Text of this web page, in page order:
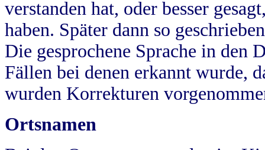
verstanden hat, oder besser
haben. Später dann so
Die gesprochene Sprache in
Fällen bei denen erkannt wurde,
wurden Korrekturen
Ortsnamen